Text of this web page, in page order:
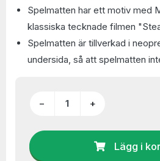
Spelmatten har ett motiv med
klassiska tecknade filmen
Spelmatten är tillverkad i
undersida, så att spelmatten
− +
Lägg i